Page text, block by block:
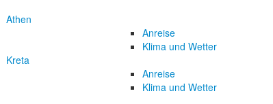
Athen
Anreise
Klima und Wetter
Kreta
Anreise
Klima und Wetter